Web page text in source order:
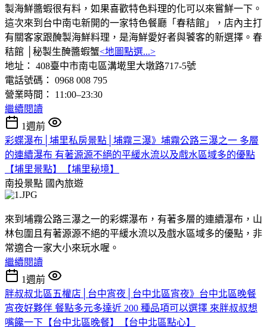
製海鮮醬蝦很有料，如果喜歡特色料理的化可以來嘗鮮一下。
這次來到台中南屯新開的一家特色餐廳「春秸館」，店內主打
有關客家跟醃製海鮮料理，是海鮮愛好者與饕客的新選擇。春
秸館 │秘製生醃醬蝦蟹<地圖點選...>
地址： 408臺中市南屯區溝墘里大墩路717-5號
電話號碼： 0968 008 795
營業時間： 11:00–23:30
繼續閱讀
1週前
彩蝶瀑布│埔里私房景點│埔霧三瀑》埔霧公路三瀑之一 多層
的連續瀑布 有著源源不絕的平緩水流以及戲水區域多的優點
【埔里景點】【埔里秘境】
南投景點 國內旅遊
來到埔霧公路三瀑之一的彩蝶瀑布，有著多層的連續瀑布，山
林包圍且有著源源不絕的平緩水流以及戲水區域多的優點，非
常適合一家大小來玩水喔。
繼續閱讀
1週前
胖叔叔北區五權店│台中宵夜│台中北區宵夜》台中北區晚餐
宵夜好夥伴 餐點多元多達近 200 種品項可以選擇 來胖叔叔想
嘴饞一下【台中北區晚餐】【台中北區點心】